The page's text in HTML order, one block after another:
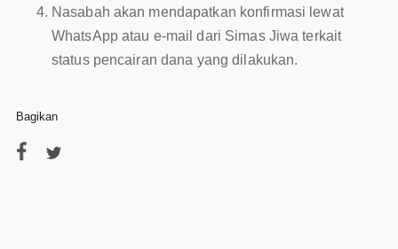
Nasabah akan mendapatkan konfirmasi lewat
WhatsApp atau e-mail dari Simas Jiwa terkait
status pencairan dana yang dilakukan.
Bagikan